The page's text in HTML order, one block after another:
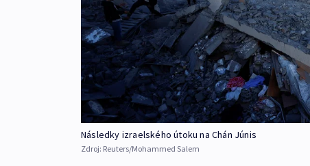
Následky izraelského útoku na Chán Júnis
Zdroj: Reuters/Mohammed Salem